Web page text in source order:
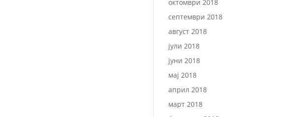
октомври 2018
септември 2018
август 2018
јули 2018
јуни 2018
мај 2018
април 2018
март 2018